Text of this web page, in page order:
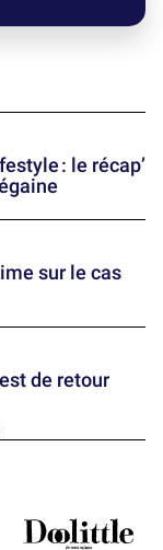
: le récap’
sur le cas
de retour